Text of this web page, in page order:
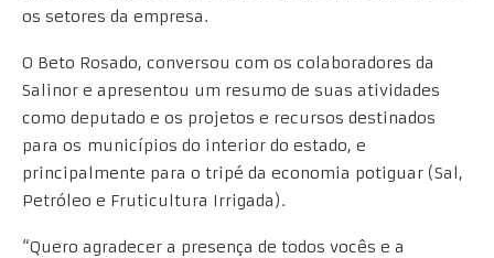
os setores da empresa.
O Beto Rosado, conversou com os colaboradores da
Salinor e apresentou um resumo de suas atividades
como deputado e os projetos e recursos destinados
para os municípios do interior do estado, e
principalmente para o tripé da economia potiguar (Sal,
Petróleo e Fruticultura Irrigada).
“Quero agradecer a presença de todos vocês e a